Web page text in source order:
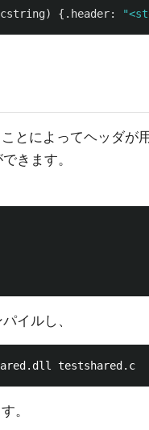
cstring) {. header:
とによってヘッダが
きます。
イルし、
。